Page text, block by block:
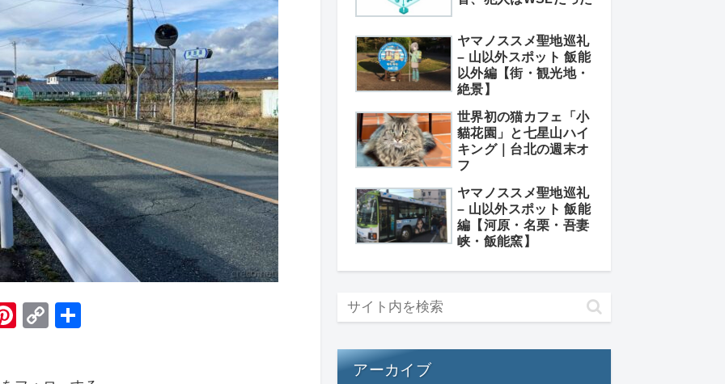
Pi
C
ヤマノススメ聖地巡礼
– 山以外スポット 飯能
以外編【街・観光地・
絶景】
世界初の猫カフェ「小
貓花園」と七星山ハイ
キング｜台北の週末オ
フ
ヤマノススメ聖地巡礼
– 山以外スポット 飯能
編【河原・名栗・吾妻
峡・飯能窯】
アーカイブ